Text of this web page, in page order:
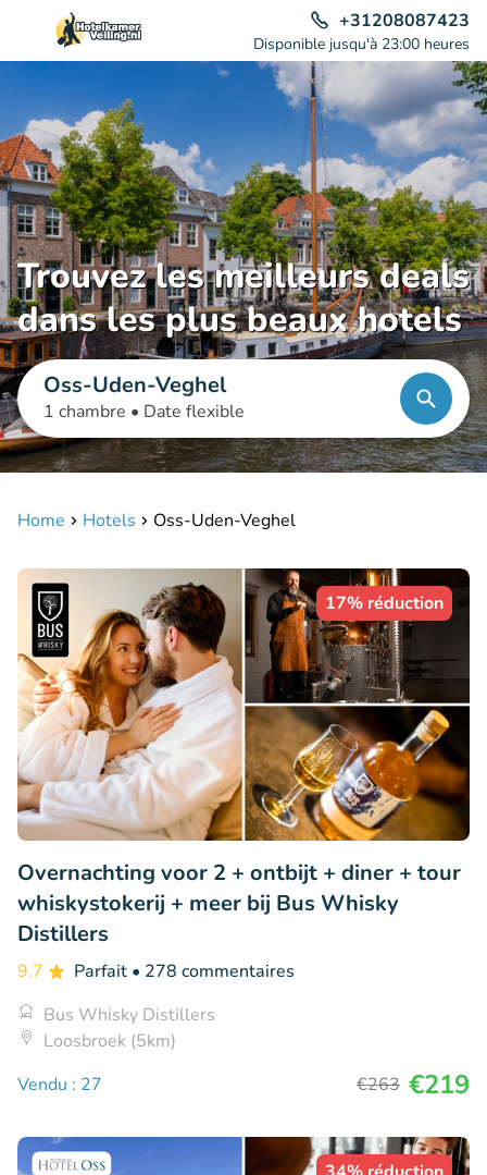
+31208087423
Disponible jusqu'à 23:00 heures
Trouvez les meilleurs deals
dans les plus beaux hotels
Oss-Uden-Veghel
1 chambre • Date flexible
Home Hotels Oss-Uden-Veghel
17% réduction
Overnachting voor 2 + ontbijt + diner + tour
whiskystokerij + meer bij Bus Whisky
Distillers
9.7 Parfait • 278 commentaires
Bus Whisky Distillers
Loosbroek (5km)
Vendu : 27
€263 €219